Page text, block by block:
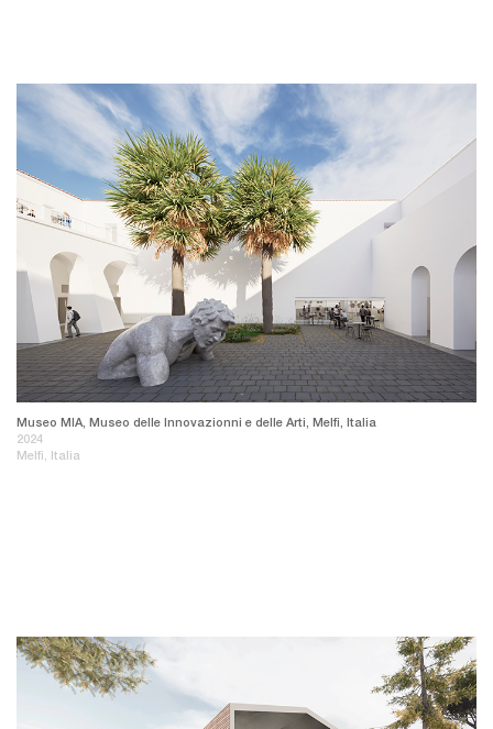
Museo MIA, Museo delle Innovazionni e delle Arti, Melfi, Italia
2024
Melfi, Italia